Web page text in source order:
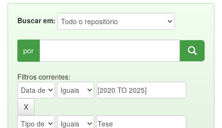
Buscar em:
por
Filtros correntes: